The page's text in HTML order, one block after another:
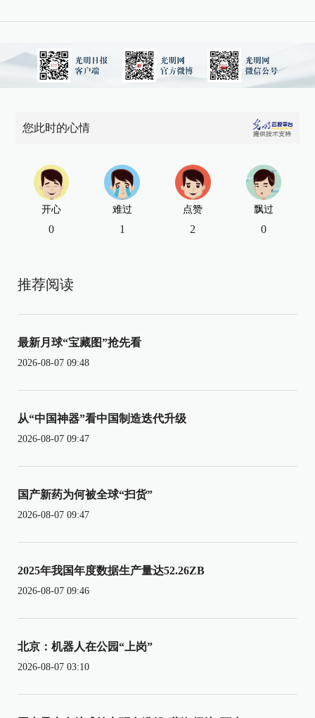
您此时的心情
开心
0
难过
1
点赞
2
飘过
0
推荐阅读
最新月球“宝藏图”抢先看
2026-08-07 09:48
从“中国神器”看中国制造迭代升级
2026-08-07 09:47
国产新药为何被全球“扫货”
2026-08-07 09:47
2025年我国年度数据生产量达52.26ZB
2026-08-07 09:46
北京：机器人在公园“上岗”
2026-08-07 03:10